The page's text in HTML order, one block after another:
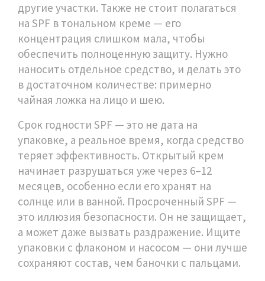
другие участки. Также не стоит полагаться
на SPF в тональном креме — его
концентрация слишком мала, чтобы
обеспечить полноценную защиту. Нужно
наносить отдельное средство, и делать это
в достаточном количестве: примерно
чайная ложка на лицо и шею.
Срок годности SPF — это не дата на
упаковке, а реальное время, когда средство
теряет эффективность. Открытый крем
начинает разрушаться уже через 6–12
месяцев, особенно если его хранят на
солнце или в ванной. Просроченный SPF —
это иллюзия безопасности. Он не защищает,
а может даже вызвать раздражение. Ищите
упаковки с флаконом и насосом — они лучше
сохраняют состав, чем баночки с пальцами.